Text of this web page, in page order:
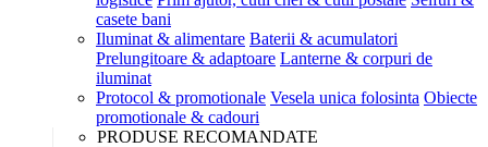
casete bani
Iluminat & alimentare Baterii & acumulatori
Prelungitoare & adaptoare Lanterne & corpuri de
iluminat
Protocol & promotionale Vesela unica folosinta Obiecte
promotionale & cadouri
PRODUSE RECOMANDATE